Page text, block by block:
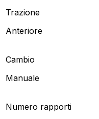
Trazione
Anteriore
Cambio
Manuale
Numero rapporti